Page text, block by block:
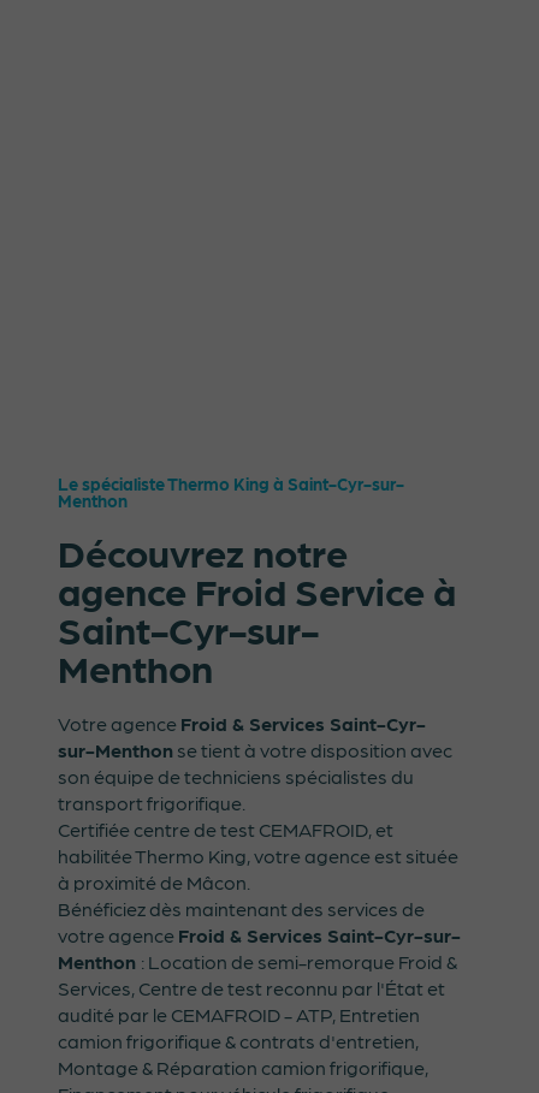
Le spécialiste Thermo King à Saint-Cyr-sur-
Menthon
Découvrez notre
agence Froid Service à
Saint-Cyr-sur-
Menthon
Votre agence Froid & Services Saint-Cyr-
sur-Menthon se tient à votre disposition avec
son équipe de techniciens spécialistes du
transport frigorifique.
Certifiée centre de test CEMAFROID, et
habilitée Thermo King, votre agence est située
à proximité de Mâcon.
Bénéficiez dès maintenant des services de
votre agence Froid & Services Saint-Cyr-sur-
Menthon : Location de semi-remorque Froid &
Services, Centre de test reconnu par l'État et
audité par le CEMAFROID - ATP, Entretien
camion frigorifique & contrats d'entretien,
Montage & Réparation camion frigorifique,